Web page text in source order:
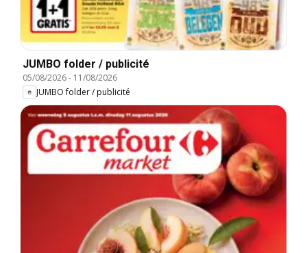
JUMBO folder / publicité
05/08/2026- 11/08/2026
JUMBO folder / publicité